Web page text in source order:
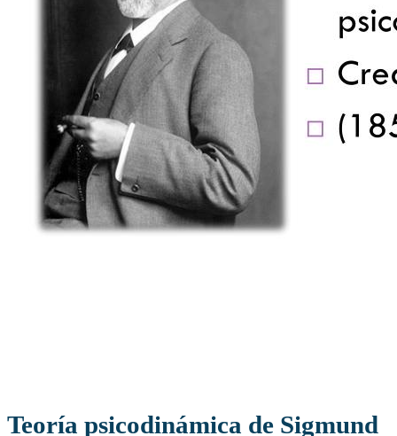
Teoría psicodinámica de Sigmund